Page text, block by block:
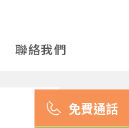
聯絡我們